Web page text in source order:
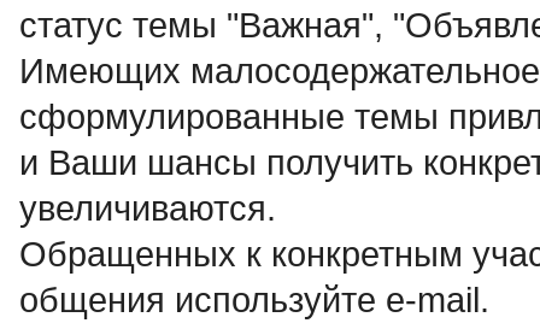
статус темы "Важная",
Имеющих
сформулированные темы
и Ваши шансы получить
увеличиваются.
Обращенных к конкретным
общения используйте e-mail.